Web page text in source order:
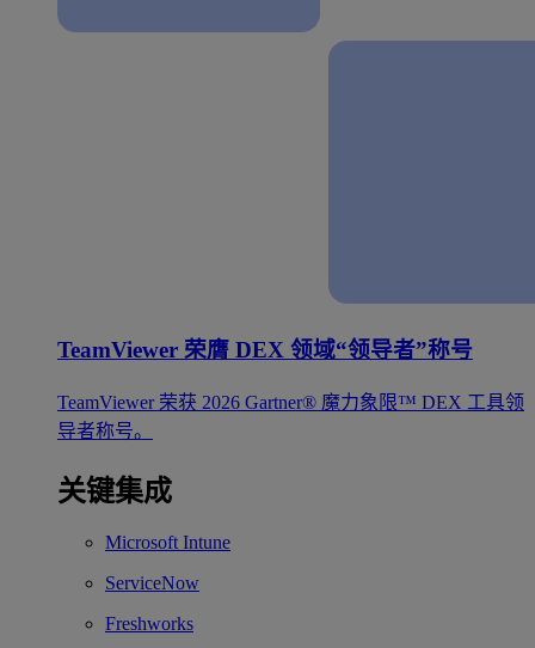
TeamViewer 荣膺 DEX 领域“领导者”称号
TeamViewer 荣获 2026 Gartner® 魔力象限™ DEX 工具领
导者称号。
关键集成
Microsoft Intune
ServiceNow
Freshworks